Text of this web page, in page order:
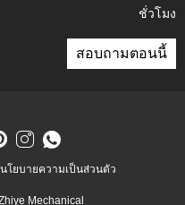
ชั่วโมง
สอบถามตอนนี้
นโยบายความเป็นส่วนตัว
Mechanical